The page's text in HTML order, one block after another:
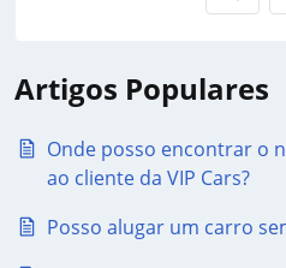
Artigos Populares
Onde posso encontrar o
ao cliente da VIP Cars?
Posso alugar um carro